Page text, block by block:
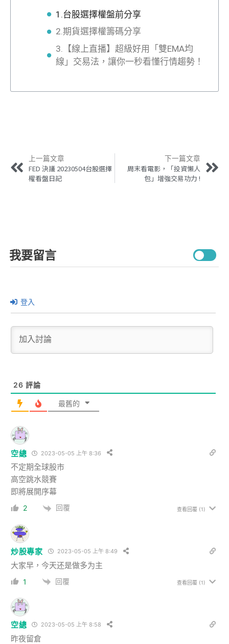
1.台股選擇權盤前分享
2.期貨選擇權籌碼分享
3.【線上直播】超級好用「雙EMA均
線」交易法，讓你一秒看懂行情趨勢！
上一篇文章
FED 決議 20230504台股選擇
權看盤日記
下一篇文章
周末看電影，「投資懶人
包」增強交易功力 !
我要留言
登入
26 評論
最舊的
空總 2023-05-05 上午 8:36
不定期全球股市
高空跳水競賽
即將展開序幕
2 回覆 查看回覆 (1)
炒股專家 2023-05-05 上午 8:49
大家早，今天还是做多为主
1 回覆 查看回覆 (1)
空總 2023-05-05 上午 8:58
昨夜留倉